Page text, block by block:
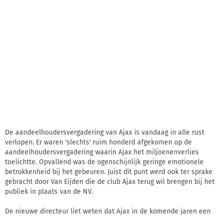
De aandeelhoudersvergadering van Ajax is vandaag in alle rust
verlopen. Er waren 'slechts' ruim honderd afgekomen op de
aandeelhoudersvergadering waarin Ajax het miljoenenverlies
toelichtte. Opvallend was de ogenschijnlijk geringe emotionele
betrokkenheid bij het gebeuren. Juist dit punt werd ook ter sprake
gebracht door Van Eijden die de club Ajax terug wil brengen bij het
publiek in plaats van de NV.
De nieuwe directeur liet weten dat Ajax in de komende jaren een